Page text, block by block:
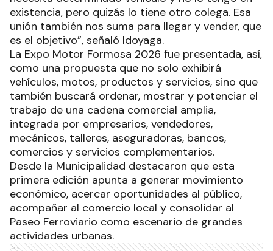
existencia, pero quizás lo tiene otro colega. Esa
unión también nos suma para llegar y vender, que
es el objetivo”, señaló Idoyaga.
La Expo Motor Formosa 2026 fue presentada, así,
como una propuesta que no solo exhibirá
vehículos, motos, productos y servicios, sino que
también buscará ordenar, mostrar y potenciar el
trabajo de una cadena comercial amplia,
integrada por empresarios, vendedores,
mecánicos, talleres, aseguradoras, bancos,
comercios y servicios complementarios.
Desde la Municipalidad destacaron que esta
primera edición apunta a generar movimiento
económico, acercar oportunidades al público,
acompañar al comercio local y consolidar al
Paseo Ferroviario como escenario de grandes
actividades urbanas.
Ads